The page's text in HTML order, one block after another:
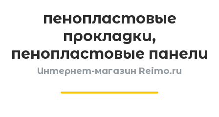
пенопластовые
прокладки,
пенопластовые панели
Интернет-магазин Reimo.ru